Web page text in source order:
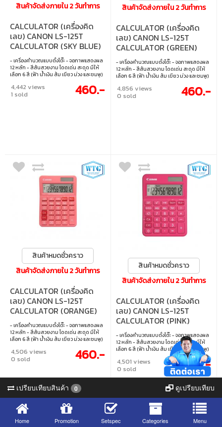
สินค้าจัดส่งภายใน 2 วันทำการ
CALCULATOR (เครื่องคิด
เลข) CANON LS-125T
CALCULATOR (SKY BLUE)
- เครื่องคำนวณแบบตั้งโต๊ะ - จอภาพแสดงผล
12 หลัก - สีสันสวยงาม โดดเด่น สะดุด มีให้
เลือก 6 สี (ฟ้า น้ำเงิน ส้ม เขียว ม่วง และชมพู)
แบตเตอรี่
4,442 views
1 sold 460.-
สินค้าจัดส่งภายใน 2 วันทำการ
CALCULATOR (เครื่องคิด
เลข) CANON LS-125T
CALCULATOR (GREEN)
- เครื่องคำนวณแบบตั้งโต๊ะ - จอภาพแสดงผล
12 หลัก - สีสันสวยงาม โดดเด่น สะดุด มีให้
เลือก 6 สี (ฟ้า น้ำเงิน ส้ม เขียว ม่วง และชมพู)
แบตเตอรี่
4,856 views
0 sold 460.-
สินค้าหมดชั่วคราว
สินค้าจัดส่งภายใน 2 วันทำการ
CALCULATOR (เครื่องคิด
เลข) CANON LS-125T
CALCULATOR (ORANGE)
- เครื่องคำนวณแบบตั้งโต๊ะ - จอภาพแสดงผล
12 หลัก - สีสันสวยงาม โดดเด่น สะดุด มีให้
เลือก 6 สี (ฟ้า น้ำเงิน ส้ม เขียว ม่วง และชมพู)
แบตเตอรี่
4,506 views
0 sold 460.-
สินค้าหมดชั่วคราว
สินค้าจัดส่งภายใน 2 วันทำการ
CALCULATOR (เครื่องคิด
เลข) CANON LS-125T
CALCULATOR (PINK)
- เครื่องคำนวณแบบตั้งโต๊ะ - จอภาพแสดงผล
12 หลัก - สีสันสวยงาม โดดเด่น สะดุด มีให้
เลือก 6 สี (ฟ้า น้ำเงิน ส้ม เขียว ม่วง และชมพู)
- ใช้ได้ 2 ระบบ ทั้งพลังงานแสงอาทิตย์และ
แบตเตอรี่
4,501 views
0 sold 460.-
เปรียบเทียบสินค้า 0 ดูเปรียบเทียบ
Home Promotion Setspec Categories Menu